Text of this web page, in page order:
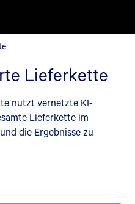
Lieferkette
nutzt vernetzte KI-
Lieferkette im
die Ergebnisse zu